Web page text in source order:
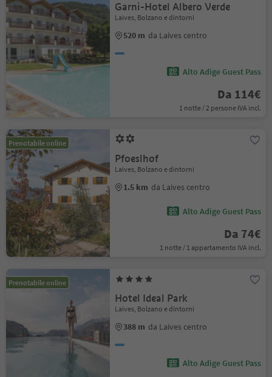
Garni-Hotel Albero Verde
Laives, Bolzano e dintorni
520 m da Laives centro
Alto Adige Guest Pass
Da 114€
1 notte / 2 persone IVA incl.
Prenotabile online
Pfoeslhof
Laives, Bolzano e dintorni
1.5 km da Laives centro
Alto Adige Guest Pass
Da 74€
1 notte / 1 appartamento IVA incl.
Prenotabile online
Hotel Ideal Park
Laives, Bolzano e dintorni
388 m da Laives centro
Alto Adige Guest Pass